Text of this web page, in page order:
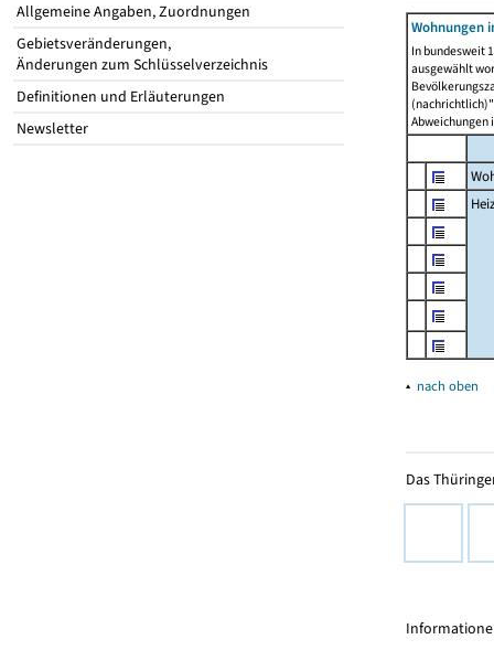
Allgemeine Angaben, Zuordnungen
Gebietsveränderungen,
Änderungen zum Schlüsselverzeichnis
Definitionen und Erläuterungen
Newsletter
Wohnungen
In bundesweit
ausgewählt
Abweichungen
▴ nach oben
Das